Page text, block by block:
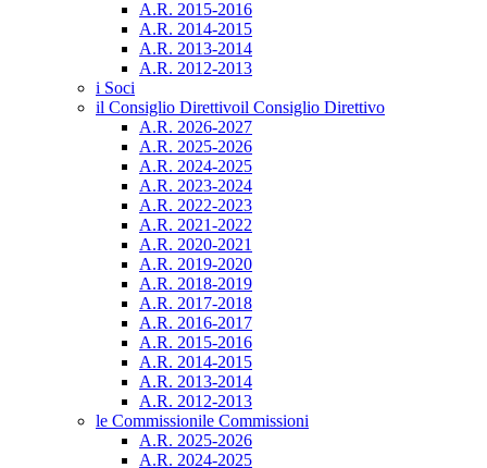
A.R. 2015-2016
A.R. 2014-2015
A.R. 2013-2014
A.R. 2012-2013
i Soci
il Consiglio Direttivoil Consiglio Direttivo
A.R. 2026-2027
A.R. 2025-2026
A.R. 2024-2025
A.R. 2023-2024
A.R. 2022-2023
A.R. 2021-2022
A.R. 2020-2021
A.R. 2019-2020
A.R. 2018-2019
A.R. 2017-2018
A.R. 2016-2017
A.R. 2015-2016
A.R. 2014-2015
A.R. 2013-2014
A.R. 2012-2013
le Commissionile Commissioni
A.R. 2025-2026
A.R. 2024-2025